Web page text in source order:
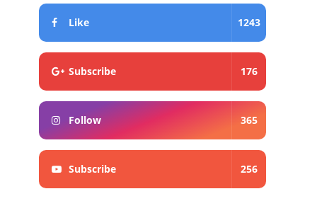
Like 1243
Subscribe 176
Follow 365
Subscribe 256